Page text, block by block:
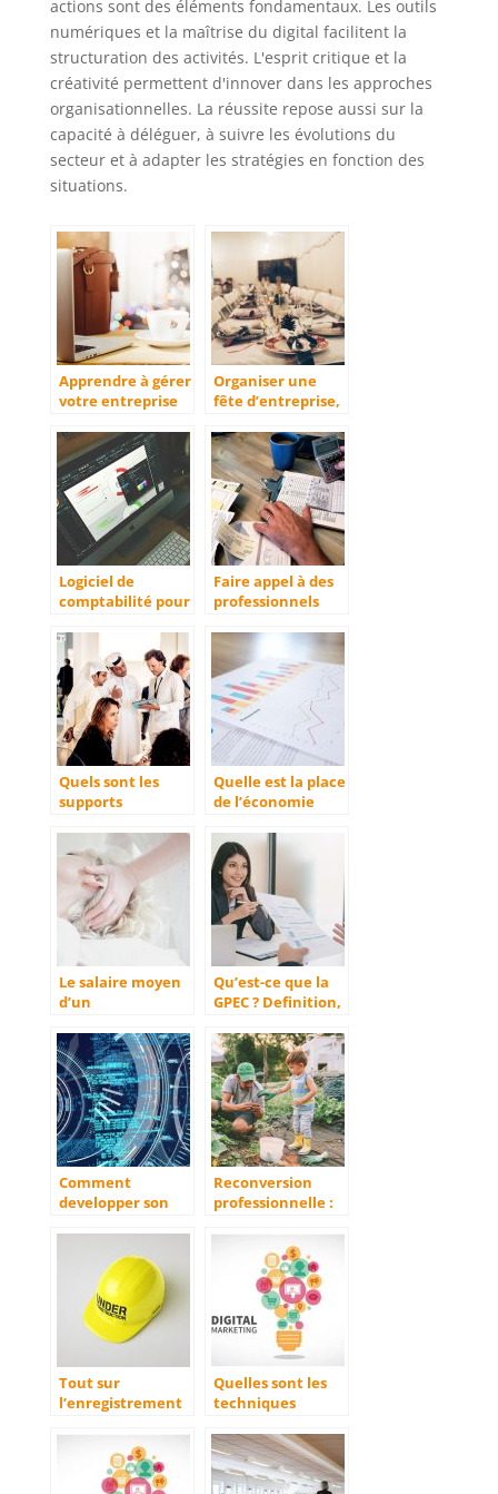
actions sont des éléments fondamentaux. Les outils
numériques et la maîtrise du digital facilitent la
structuration des activités. L'esprit critique et la
créativité permettent d'innover dans les approches
organisationnelles. La réussite repose aussi sur la
capacité à déléguer, à suivre les évolutions du
secteur et à adapter les stratégies en fonction des
situations.
Apprendre à gérer
votre entreprise
investissement
Organiser une
fête d’entreprise,
?
Logiciel de
comptabilité pour
entreprises
Faire appel à des
professionnels
comptabilité
Quels sont les
supports
l’évènementiel à
privilégier ?
Quelle est la place
de l’économie
entreprise ?
Le salaire moyen
d’un
Qu’est-ce que la
GPEC ? Definition,
Comment
developper son
Reconversion
professionnelle :
l’agriculture
Tout sur
l’enregistrement
Pages jaunes et
SoLocal
Quelles sont les
techniques
utiliser en 2022
pour booster son
developpement ?